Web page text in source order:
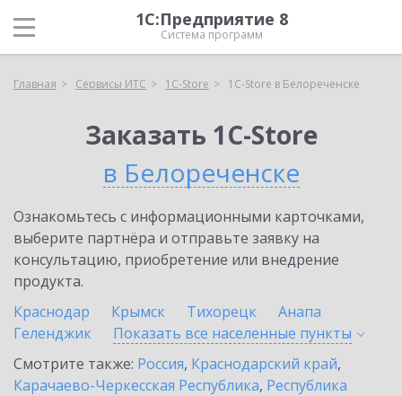
1С:Предприятие 8
Система программ
Главная Сервисы ИТС 1C-Store 1C-Store в Белореченске
Заказать 1C-Store
в Белореченске
Ознакомьтесь с информационными карточками,
выберите партнёра и отправьте заявку на
консультацию, приобретение или внедрение
продукта.
Краснодар
Крымск Тихорецк
Анапа
Геленджик
Показать все населенные пункты
Смотрите также: Россия, Краснодарский край,
Карачаево-Черкесская Республика, Республика